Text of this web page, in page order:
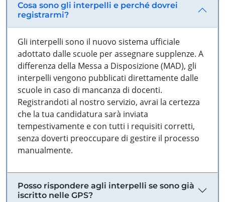
Cosa sono gli interpelli e perché dovrei
registrarmi?
Gli interpelli sono il nuovo sistema ufficiale
adottato dalle scuole per assegnare supplenze. A
differenza della Messa a Disposizione (MAD), gli
interpelli vengono pubblicati direttamente dalle
scuole in caso di mancanza di docenti.
Registrandoti al nostro servizio, avrai la certezza
che la tua candidatura sarà inviata
tempestivamente e con tutti i requisiti corretti,
senza doverti preoccupare di gestire il processo
manualmente.
Posso rispondere agli interpelli se sono già
iscritto nelle GPS?